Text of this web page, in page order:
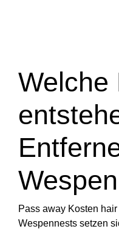
Welche
Pass away Kosten
Wespennests setzen